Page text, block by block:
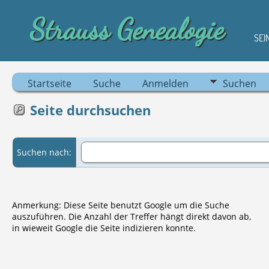
Strauss Genealogie
Startseite Suche Anmelden Suchen
Seite durchsuchen
Suchen nach:
Anmerkung: Diese Seite benutzt Google um die Suche
auszuführen. Die Anzahl der Treffer hängt direkt davon ab,
in wieweit Google die Seite indizieren konnte.